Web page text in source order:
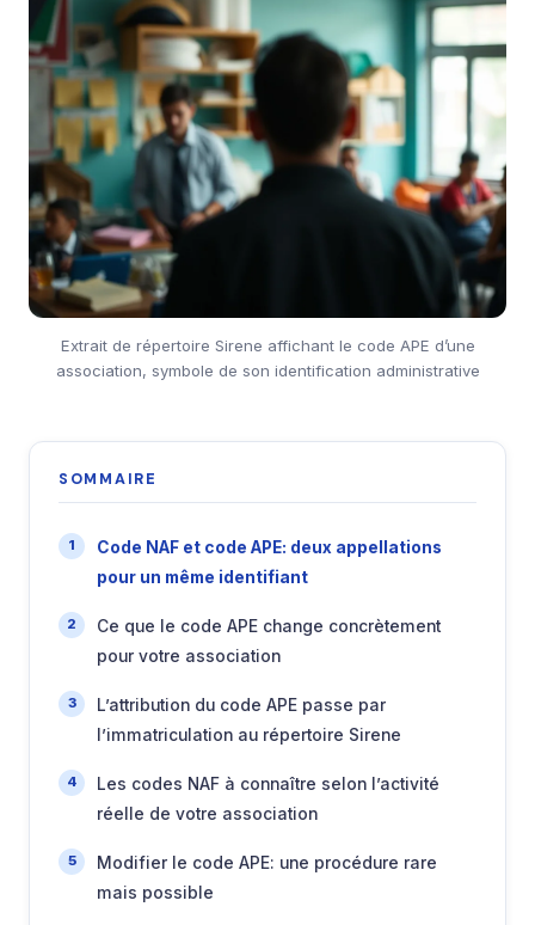
Extrait de répertoire Sirene affichant le code APE d’une
association, symbole de son identification administrative
SOMMAIRE
Code NAF et code APE: deux appellations
pour un même identifiant
Ce que le code APE change concrètement
pour votre association
L’attribution du code APE passe par
l’immatriculation au répertoire Sirene
Les codes NAF à connaître selon l’activité
réelle de votre association
Modifier le code APE: une procédure rare
mais possible